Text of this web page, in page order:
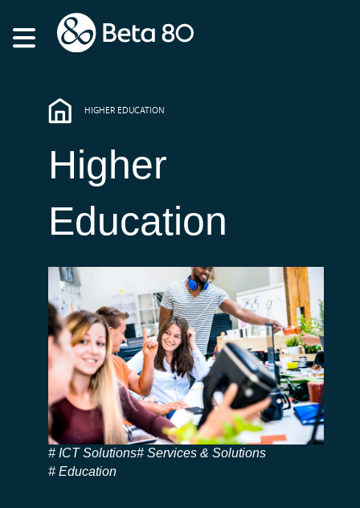
HIGHER EDUCATION
Higher
Education
ICT Solutions
Services & Solutions
Education